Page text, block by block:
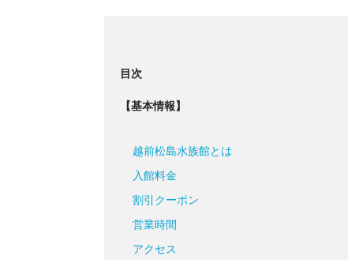
目次
【基本情報】
越前松島水族館とは
入館料金
割引クーポン
営業時間
アクセス